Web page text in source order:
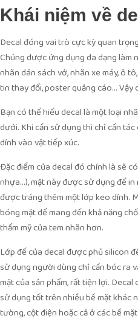
Khái niệm về
Decal đóng vai trò cực kỳ quan
Chúng được ứng dụng đa dạng làm
nhãn dán sách vở, nhãn xe máy, ô
tin thay đổi, poster quảng cáo… Vậy
Bạn có thể hiểu decal là một loại
dưới. Khi cần sử dụng thì chỉ cần
dính vào vật tiếp xúc.
Đặc điểm của decal đó chính là sẽ
nhựa…), mặt này được sử dụng để
được tráng thêm một lớp keo dính.
bóng mặt để mang đến khả năng
thẩm mỹ của tem nhãn hơn.
Lớp đế của decal được phủ silicon
sử dụng người dùng chỉ cần bóc ra
mặt của sản phẩm, rất tiện lợi.
sử dụng tốt trên nhiều bề mặt khác
tường, cột điện hoặc cả ở các bề